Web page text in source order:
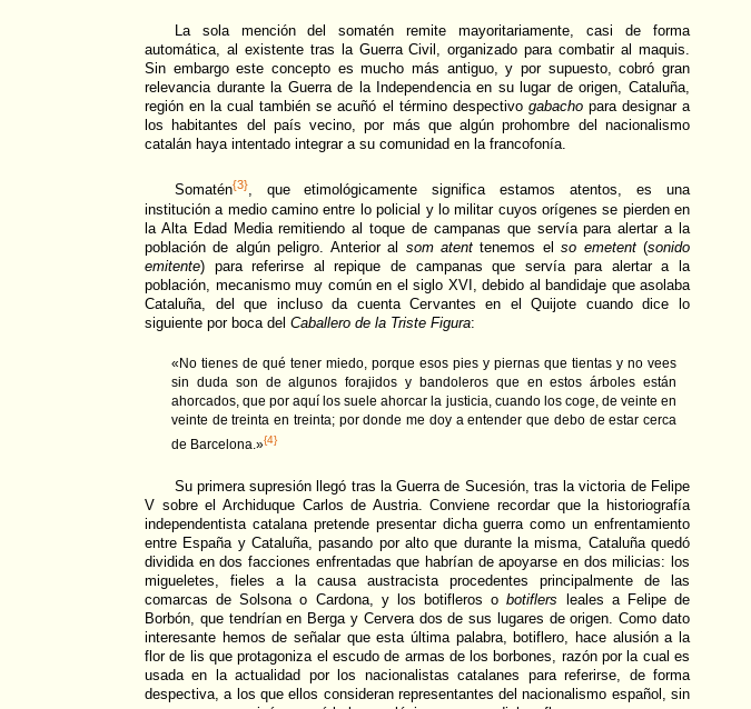
La sola mención del somatén remite mayoritariamente, casi de forma
automática, al existente tras la Guerra Civil, organizado para combatir al maquis.
Sin embargo este concepto es mucho más antiguo, y por supuesto, cobró gran
relevancia durante la Guerra de la Independencia en su lugar de origen, Cataluña,
región en la cual también se acuñó el término despectivo gabachopara designar a
los habitantes del país vecino, por más que algún prohombre del nacionalismo
catalán haya intentado integrar a su comunidad en la francofonía.
Somatén{3}, que etimológicamente significa estamos atentos, es una
institución a medio camino entre lo policial y lo militar cuyos orígenes se pierden en
la Alta Edad Media remitiendo al toque de campanas que servía para alertar a la
población de algún peligro. Anterior al som atenttenemos elso emetent(sonido
emitente) para referirse al repique de campanas que servía para alertar a la
población, mecanismo muy común en el siglo XVI, debido al bandidaje que asolaba
Cataluña, del que incluso da cuenta Cervantes en el Quijote cuando dice lo
siguiente por boca del Caballero de la Triste Figura:
«No tienes de qué tener miedo, porque esos pies y piernas que tientas y no vees
sin duda son de algunos forajidos y bandoleros que en estos árboles están
ahorcados, que por aquí los suele ahorcar la justicia, cuando los coge, de veinte en
veinte de treinta en treinta; por donde me doy a entender que debo de estar cerca
de Barcelona.»{4}
Su primera supresión llegó tras la Guerra de Sucesión, tras la victoria de Felipe
V sobre el Archiduque Carlos de Austria. Conviene recordar que la historiografía
independentista catalana pretende presentar dicha guerra como un enfrentamiento
entre España y Cataluña, pasando por alto que durante la misma, Cataluña quedó
dividida en dos facciones enfrentadas que habrían de apoyarse en dos milicias: los
migueletes, fieles a la causa austracista procedentes principalmente de las
comarcas de Solsona o Cardona, y los botifleros obotiflers leales a Felipe de
Borbón, que tendrían en Berga y Cervera dos de sus lugares de origen. Como dato
interesante hemos de señalar que esta última palabra, botiflero, hace alusión a la
flor de lis que protagoniza el escudo de armas de los borbones, razón por la cual es
usada en la actualidad por los nacionalistas catalanes para referirse, de forma
despectiva, a los que ellos consideran representantes del nacionalismo español, sin